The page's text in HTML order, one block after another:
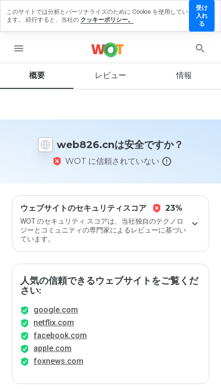
menu
概要 レビュー 情報
web826.cnは安全ですか？
WOT に信頼されていない
ウェブサイトのセキュリティスコア 23%
WOT のセキュリティ スコアは、当社独自のテクノロ
ジーとコミュニティの専門家によるレビューに基づい
ています。
人気の信頼できるウェブサイトをご覧くだ
さい:
google.com
netflix.com
facebook.com
apple.com
foxnews.com
ビュ
残す
この
イト
価し
ます
か？
このサイトでは分析とパーソナライズのために Cookie を使用してい
ます。 続行すると、当社の クッキーポリシー。
受け
入れ
る